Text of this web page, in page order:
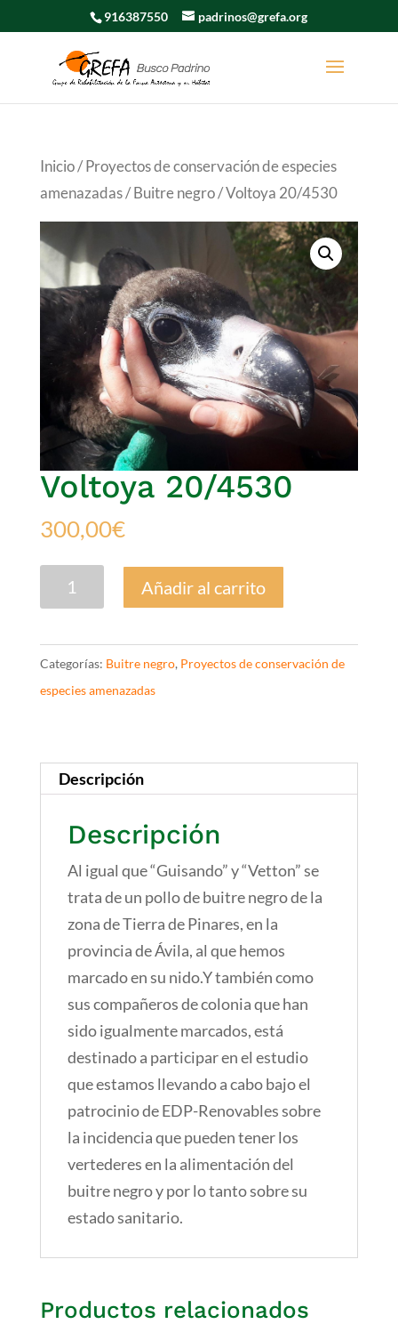
916387550 padrinos@grefa.org
Inicio/ Proyectos de conservación de especies
amenazadas/ Buitre negro/ Voltoya 20/4530
Voltoya 20/4530
300,00€
Voltoya
20/4530
Añadir al carrito
Categorías: Buitre negro, Proyectos de conservación de
especies amenazadas
Descripción
Descripción
Al igual que “Guisando” y “Vetton” se
trata de un pollo de buitre negro de la
zona de Tierra de Pinares, en la
provincia de Ávila, al que hemos
marcado en su nido.Y también como
sus compañeros de colonia que han
sido igualmente marcados, está
destinado a participar en el estudio
que estamos llevando a cabo bajo el
patrocinio de EDP-Renovables sobre
la incidencia que pueden tener los
vertederes en la alimentación del
buitre negro y por lo tanto sobre su
estado sanitario.
Productos relacionados